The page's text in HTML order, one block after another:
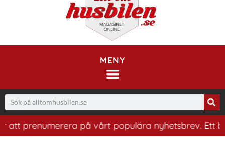
MENY
prenumerera på vårt populära nyhetsbrev. Ett bra